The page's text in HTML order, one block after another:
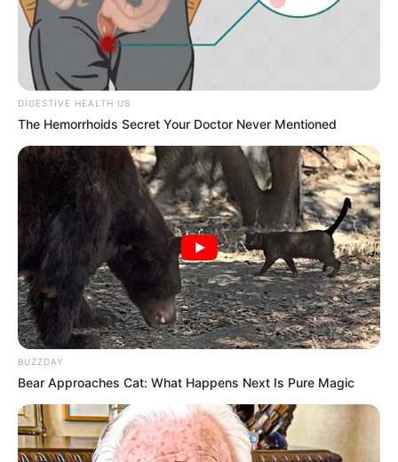
Digər xəbərlər
21:12 / 06 Avqust 2026 CƏMİYYƏT
Bakıda bu dahilərin heykəlləri yoxdur-
Nazirə müraciət edildi
DIGESTIVE HEALTH US
The Hemorrhoids Secret Your Doctor Never Mentioned
BUZZDAY
Bear Approaches Cat: What Happens Next Is Pure Magic